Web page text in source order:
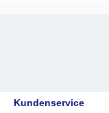
Kundenservice